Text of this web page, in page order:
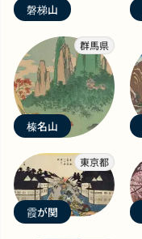
磐梯山
群馬県
榛名山
東京都
霞が関